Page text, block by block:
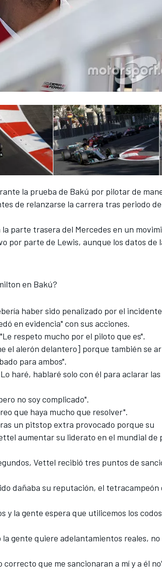
la prueba de Bakú por pilotar de
de relanzarse la carrera tras periodo
parte trasera del Mercedes en un
por parte de Lewis, aunque los datos de
en Bakú?
haber sido penalizado por el
en evidencia" con sus acciones.
respeto mucho por el piloto que es".
el alerón delantero] porque también se
para ambos".
haré, hablaré solo con él para aclarar las
no soy complicado".
que haya mucho que resolver".
un pitstop extra provocado porque su
aumentar su liderato en el mundial de
Vettel recibió tres puntos de
dañaba su reputación, el tetracampeón
y la gente espera que utilicemos los
la gente quiere adelantamientos reales, no
que me sancionaran a mí y a él